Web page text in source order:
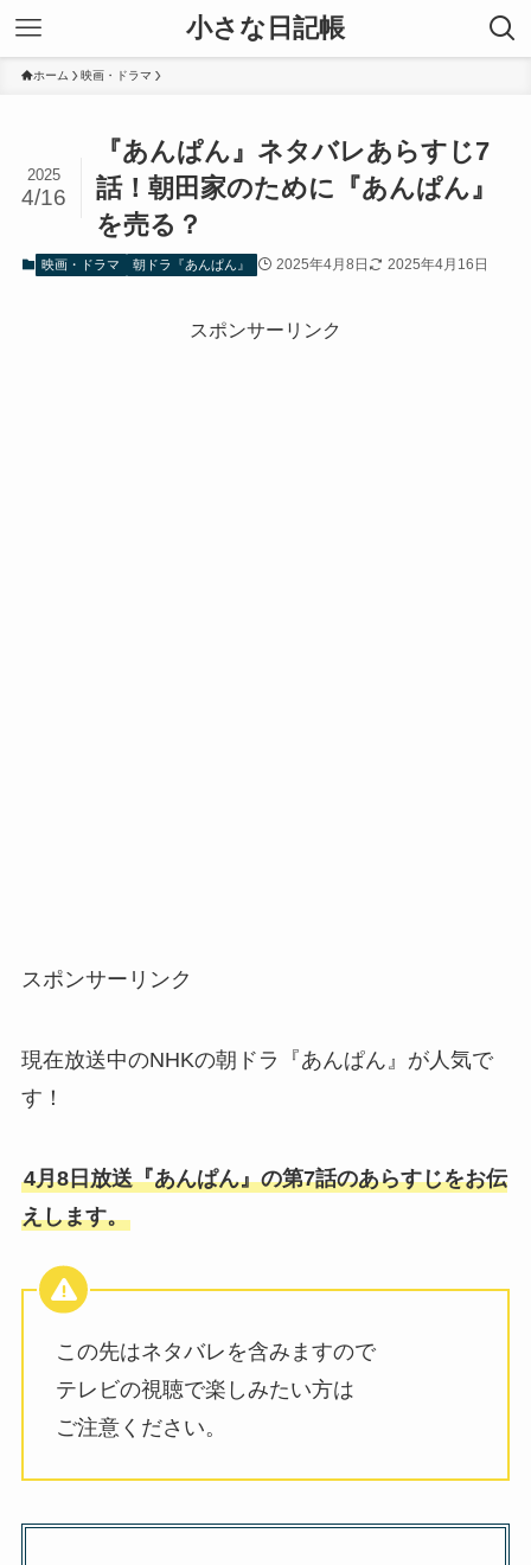
小さな日記帳
ホーム 映画・ドラマ
『あんぱん』ネタバレあらすじ7
話！朝田家のために『あんぱん』
を売る？
2025
4/16
映画・ドラマ 朝ドラ『あんぱん』 2025年4月8日 2025年4月16日
スポンサーリンク
スポンサーリンク
現在放送中のNHKの朝ドラ『あんぱん』が人気で
す！
4月8日放送『あんぱん』の第7話のあらすじをお伝
えします。
この先はネタバレを含みますので
テレビの視聴で楽しみたい方は
ご注意ください。